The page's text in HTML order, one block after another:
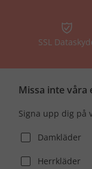
SSL
Missa inte våra
Signa upp dig på
Damkläder
Herrkläder